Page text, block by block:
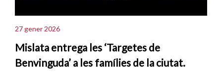
27 gener 2026
Mislata entrega les ‘Targetes de
Benvinguda’ a les famílies de la ciutat.